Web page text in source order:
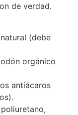
de verdad.
(debe
orgánico
antiácaros